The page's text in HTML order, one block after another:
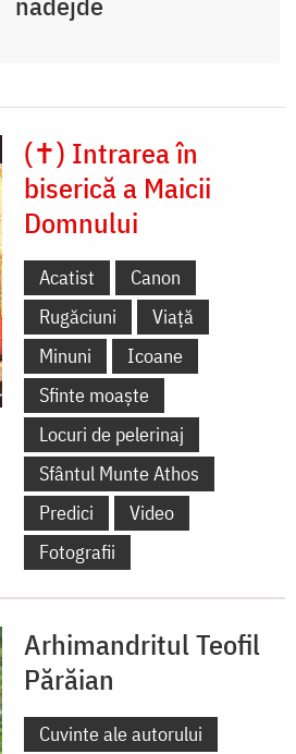
(✝) Intrarea în
biserică a Maicii
Domnului
Acatist
Canon
Rugăciuni
Viață
Minuni
Icoane
Sfinte moaște
Locuri de pelerinaj
Sfântul Munte Athos
Predici
Video
Fotografii
Arhimandritul Teofil
Părăian
Cuvinte ale autorului